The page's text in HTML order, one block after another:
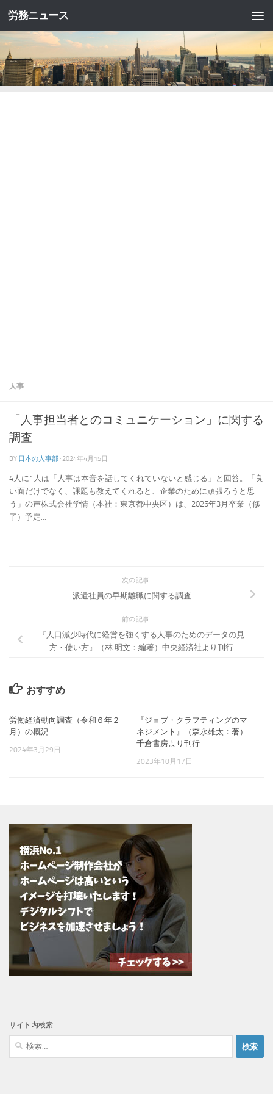
コンテンツへスキップ
労務ニュース
人事
「人事担当者とのコミュニケーション」に関する
調査
BY 日本の人事部 · 2024年4月15日
4人に1人は「人事は本音を話してくれていないと感じる」と回答。「良
い面だけでなく、課題も教えてくれると、企業のために頑張ろうと思
う」の声株式会社学情（本社：東京都中央区）は、2025年3月卒業（修
了）予定...
次の記事
派遣社員の早期離職に関する調査
前の記事
『人口減少時代に経営を強くする人事のためのデータの見
方・使い方』（林 明文：編著）中央経済社より刊行
おすすめ
労働経済動向調査（令和６年２
月）の概況
2024年3月29日
『ジョブ・クラフティングのマ
ネジメント』（森永雄太：著）
千倉書房より刊行
2023年10月17日
サイト内検索
検